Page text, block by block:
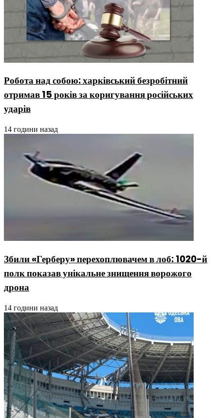
Робота над собою: харківський безробітний
отримав 15 років за коригування російських
ударів
14 години назад
Збили «Герберу» перехоплювачем в лоб: 1020-й
полк показав унікальне знищення ворожого
дрона
14 години назад